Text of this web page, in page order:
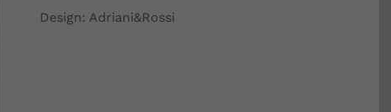
Design: Adriani&Rossi